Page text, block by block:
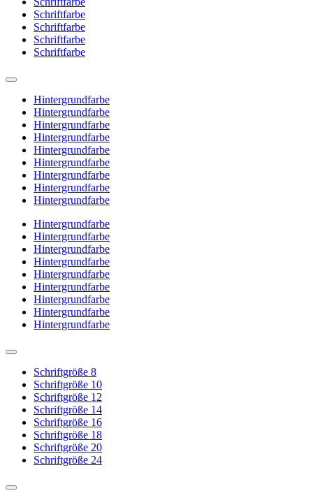
Schriftfarbe
Schriftfarbe
Schriftfarbe
Schriftfarbe
Hintergrundfarbe
Hintergrundfarbe
Hintergrundfarbe
Hintergrundfarbe
Hintergrundfarbe
Hintergrundfarbe
Hintergrundfarbe
Hintergrundfarbe
Hintergrundfarbe
Hintergrundfarbe
Hintergrundfarbe
Hintergrundfarbe
Hintergrundfarbe
Hintergrundfarbe
Hintergrundfarbe
Hintergrundfarbe
Hintergrundfarbe
Hintergrundfarbe
Schriftgröße 8
Schriftgröße 10
Schriftgröße 12
Schriftgröße 14
Schriftgröße 16
Schriftgröße 18
Schriftgröße 20
Schriftgröße 24